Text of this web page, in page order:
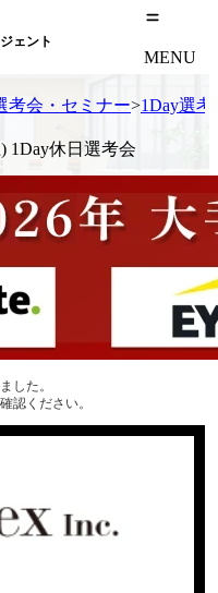
ェント
MENU
考会・セミナー>1Day選考
1Day休日選考会
した。
認ください。